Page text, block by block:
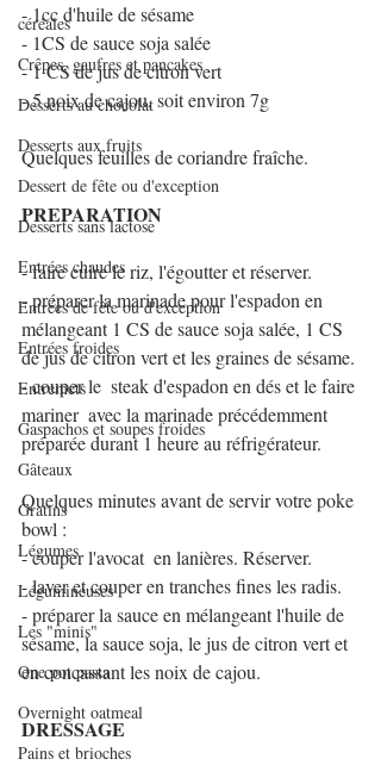
céréales
Crêpes, gaufres et pancakes
Desserts au chocolat
Desserts aux fruits
Dessert de fête ou d'exception
Desserts sans lactose
Entrées chaudes
Entrées de fête ou d'exception
Entrées froides
Entremets
Gaspachos et soupes froides
Gâteaux
Gratins
Légumes
Légumineuses
Les "minis"
One pot pasta
Overnight oatmeal
Pains et brioches
- 1cc d'huile de sésame
- 1CS de sauce soja salée
- 1 CS de jus de citron vert
- 5 noix de cajou, soit environ 7g
Quelques feuilles de coriandre fraîche.
PREPARATION
- faire cuire le riz, l'égoutter et réserver.
- préparer la marinade pour l'espadon en
mélangeant 1 CS de sauce soja salée, 1 CS
de jus de citron vert et les graines de sésame.
- couper le  steak d'espadon en dés et le faire
mariner  avec la marinade précédemment
préparée durant 1 heure au réfrigérateur.
Quelques minutes avant de servir votre poke
bowl :
- couper l'avocat  en lanières. Réserver.
- laver et couper en tranches fines les radis.
- préparer la sauce en mélangeant l'huile de
sésame, la sauce soja, le jus de citron vert et
en concassant les noix de cajou.
DRESSAGE